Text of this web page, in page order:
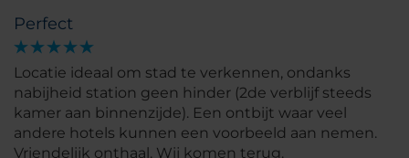
Perfect
Locatie ideaal om stad te verkennen, ondanks
nabijheid station geen hinder (2de verblijf steeds
kamer aan binnenzijde). Een ontbijt waar veel
andere hotels kunnen een voorbeeld aan nemen.
Vriendelijk onthaal. Wij komen terug.